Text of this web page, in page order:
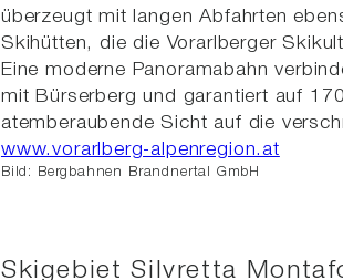
überzeugt mit langen Abfahrten
Skihütten, die die Vorarlberger
Eine moderne Panoramabahn
mit Bürserberg und garantiert auf
atemberaubende Sicht auf die
www.vorarlberg-alpenregion.at
Bild: Bergbahnen Brandnertal GmbH
Skigebiet Silvretta